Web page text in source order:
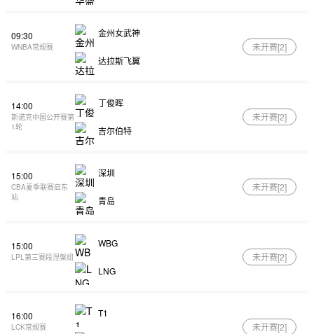
09:30
WNBA常规赛
金州女武神
达拉斯飞翼
未开赛[2]
14:00
斯诺克中国公开赛第
1轮
丁俊晖
吉尔伯特
未开赛[2]
15:00
CBA夏季联赛启东
站
深圳
青岛
未开赛[2]
15:00
LPL第三赛段涅槃组
WBG
LNG
未开赛[2]
16:00
LCK常规赛
T1
未开赛[2]